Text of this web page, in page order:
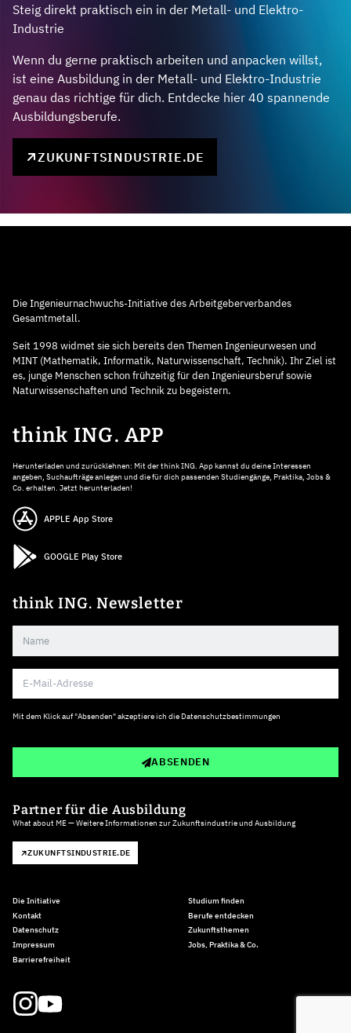
Steig direkt praktisch ein in der Metall- und Elektro-
Industrie
Wenn du gerne praktisch arbeiten und anpacken willst,
ist eine Ausbildung in der Metall- und Elektro-Industrie
genau das richtige für dich. Entdecke hier 40 spannende
Ausbildungsberufe.
ZUKUNFTSINDUSTRIE.DE
Die Ingenieurnachwuchs-Initiative des Arbeitgeberverbandes
Gesamtmetall.
Seit 1998 widmet sie sich bereits den Themen Ingenieurwesen und
MINT (Mathematik, Informatik, Naturwissenschaft, Technik). Ihr Ziel ist
es, junge Menschen schon frühzeitig für den Ingenieursberuf sowie
Naturwissenschaften und Technik zu begeistern.
think ING. APP
Herunterladen und zurücklehnen: Mit der think ING. App kannst du deine Interessen
angeben, Suchaufträge anlegen und die für dich passenden Studiengänge, Praktika, Jobs &
Co. erhalten. Jetzt herunterladen!
APPLE App Store
GOOGLE Play Store
think ING. Newsletter
Mit dem Klick auf "Absenden" akzeptiere ich die Datenschutzbestimmungen
ABSENDEN
Partner für die Ausbildung
What about ME — Weitere Informationen zur Zukunftsindustrie und Ausbildung
ZUKUNFTSINDUSTRIE.DE
Die Initiative
Kontakt
Datenschutz
Impressum
Barrierefreiheit
Studium finden
Berufe entdecken
Zukunftsthemen
Jobs, Praktika & Co.